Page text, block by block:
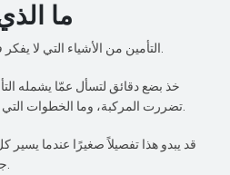
ما
التأمين من الأشياء التي لا يفكر فيها الناس دائمًا حتى يحتاجوا إليها.
خذ بضع دقائق لتسأل عمّا يشمله
تضررت المركبة، وما الخطوات التي يجب اتباعها في حال وقوع حادث.
قد يبدو هذا تفصيلاً صغيرًا عندما
جدًا عندما يحدث موقف غير متوقع.